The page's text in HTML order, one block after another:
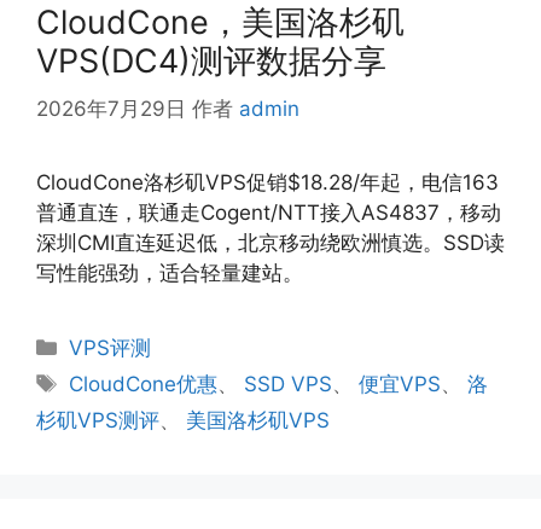
CloudCone，美国洛杉矶
VPS(DC4)测评数据分享
2026年7月29日 作者 admin
CloudCone洛杉矶VPS促销$18.28/年起，电信163
普通直连，联通走Cogent/NTT接入AS4837，移动
深圳CMI直连延迟低，北京移动绕欧洲慎选。SSD读
写性能强劲，适合轻量建站。
分
类
VPS评测
标
签
CloudCone优惠、 SSD VPS、便宜VPS、洛
杉矶VPS测评、 美国洛杉矶VPS